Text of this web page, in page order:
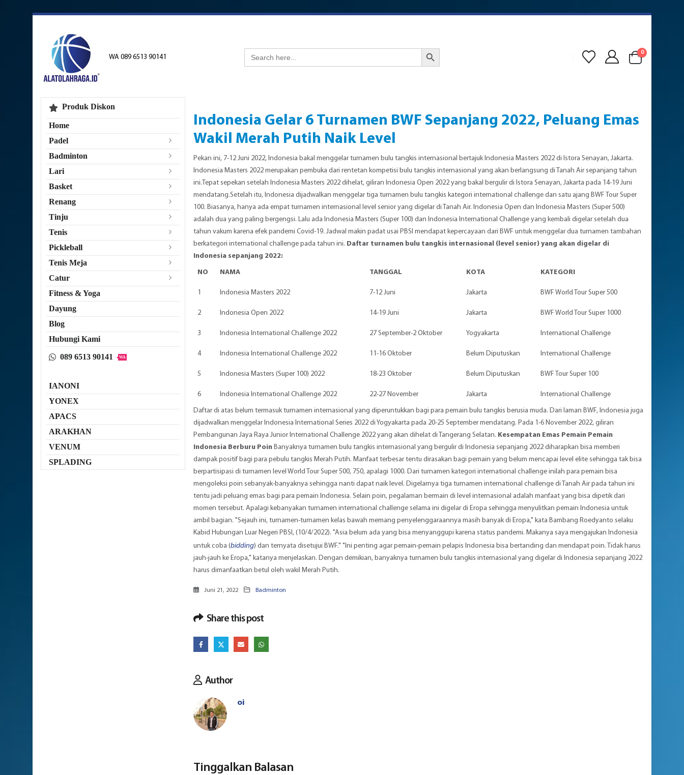
WA 089 6513 90141
Search
for:
Search Button
0
Indonesia Gelar 6 Turnamen BWF Sepanjang 2022, Peluang Emas
Wakil Merah Putih Naik Level
Pekan ini, 7-12 Juni 2022, Indonesia bakal menggelar turnamen bulu tangkis internasional bertajuk Indonesia Masters 2022 di Istora Senayan, Jakarta.
Indonesia Masters 2022 merupakan pembuka dari rentetan kompetisi bulu tangkis internasional yang akan berlangsung di Tanah Air sepanjang tahun
ini.Tepat sepekan setelah Indonesia Masters 2022 dihelat, giliran Indonesia Open 2022 yang bakal bergulir di Istora Senayan, Jakarta pada 14-19 Juni
mendatang.Setelah itu, Indonesia dijadwalkan menggelar tiga turnamen bulu tangkis kategori international challenge dan satu ajang BWF Tour Super
100. Biasanya, hanya ada empat turnamen internasional level senior yang digelar di Tanah Air. Indonesia Open dan Indonesia Masters (Super 500)
adalah dua yang paling bergengsi. Lalu ada Indonesia Masters (Super 100) dan Indonesia International Challenge yang kembali digelar setelah dua
tahun vakum karena efek pandemi Covid-19. Jadwal makin padat usai PBSI mendapat kepercayaan dari BWF untuk menggelar dua turnamen tambahan
berkategori international challenge pada tahun ini. Daftar turnamen bulu tangkis internasional (level senior) yang akan digelar di
Indonesia sepanjang 2022:
NO NAMA TANGGAL KOTA KATEGORI
1 Indonesia Masters 2022 7-12 Juni Jakarta BWF World Tour Super 500
2 Indonesia Open 2022 14-19 Juni Jakarta BWF World Tour Super 1000
3 Indonesia International Challenge 2022 27 September-2 Oktober Yogyakarta International Challenge
4 Indonesia International Challenge 2022 11-16 Oktober Belum Diputuskan International Challenge
5 Indonesia Masters (Super 100) 2022 18-23 Oktober Belum Diputuskan BWF Tour Super 100
6 Indonesia International Challenge 2022 22-27 November Jakarta International Challenge
Daftar di atas belum termasuk turnamen internasional yang diperuntukkan bagi para pemain bulu tangkis berusia muda. Dari laman BWF, Indonesia juga
dijadwalkan menggelar Indonesia International Series 2022 di Yogyakarta pada 20-25 September mendatang. Pada 1-6 November 2022, giliran
Pembangunan Jaya Raya Junior International Challenge 2022 yang akan dihelat di Tangerang Selatan. Kesempatan Emas Pemain Pemain
Indonesia Berburu Poin Banyaknya turnamen bulu tangkis internasional yang bergulir di Indonesia sepanjang 2022 diharapkan bisa memberi
dampak positif bagi para pebulu tangkis Merah Putih. Manfaat terbesar tentu dirasakan bagi pemain yang belum mencapai level elite sehingga tak bisa
berpartisipasi di turnamen level World Tour Super 500, 750, apalagi 1000. Dari turnamen kategori international challenge inilah para pemain bisa
mengoleksi poin sebanyak-banyaknya sehingga nanti dapat naik level. Digelarnya tiga turnamen international challenge di Tanah Air pada tahun ini
tentu jadi peluang emas bagi para pemain Indonesia. Selain poin, pegalaman bermain di level internasional adalah manfaat yang bisa dipetik dari
momen tersebut. Apalagi kebanyakan turnamen international challenge selama ini digelar di Eropa sehingga menyulitkan pemain Indonesia untuk
ambil bagian. "Sejauh ini, turnamen-turnamen kelas bawah memang penyelenggaraannya masih banyak di Eropa," kata Bambang Roedyanto selaku
Kabid Hubungan Luar Negeri PBSI, (10/4/2022). "Asia belum ada yang bisa menyanggupi karena status pandemi. Makanya saya mengajukan Indonesia
untuk coba (bidding) dan ternyata disetujui BWF." "Ini penting agar pemain-pemain pelapis Indonesia bisa bertanding dan mendapat poin. Tidak harus
jauh-jauh ke Eropa," katanya menjelaskan. Dengan demikian, banyaknya turnamen bulu tangkis internasional yang digelar di Indonesia sepanjang 2022
harus dimanfaatkan betul oleh wakil Merah Putih.
Juni 21, 2022 Badminton
Share this post
Author
oi
Tinggalkan Balasan
Produk Diskon
Home
Padel
Badminton
Lari
Basket
Renang
Tinju
Tenis
Pickleball
Tenis Meja
Catur
Fitness & Yoga
Dayung
Blog
Hubungi Kami
089 6513 90141 WA
IANONI
YONEX
APACS
ARAKHAN
VENUM
SPLADING